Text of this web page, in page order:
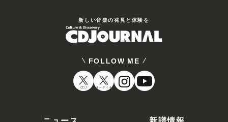
新しい⾳楽の発⾒と体験を
FOLLOW ME
CDJ オーディオ